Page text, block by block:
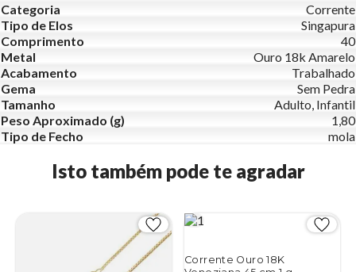
Categoria
Corrente
Tipo de Elos
Singapura
Comprimento
40
Metal
Ouro 18k Amarelo
Acabamento
Trabalhado
Gema
Sem Pedra
Tamanho
Adulto, Infantil
Peso Aproximado (g)
1,80
Tipo de Fecho
mola
Isto também pode te agradar
Corrente Ouro 18K